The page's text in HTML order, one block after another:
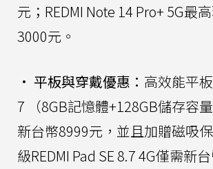
元；REDMI Note 14 Pro+ 5G最
3000元。
• 平板與穿戴優惠： 高效能平
7 （8GB記憶體+128GB儲存容
新台幣8999元，並且加贈磁吸
級REDMI Pad SE 8.7 4G僅需新